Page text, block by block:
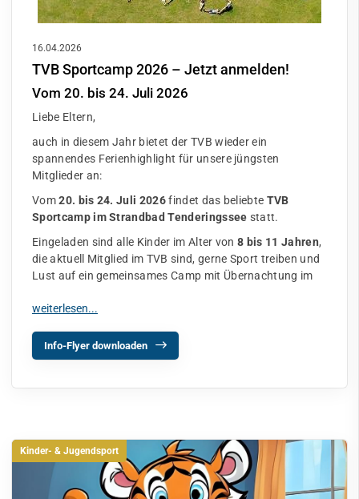
16.04.2026
TVB Sportcamp 2026 – Jetzt anmelden!
Vom 20. bis 24. Juli 2026
Liebe Eltern,
auch in diesem Jahr bietet der TVB wieder ein
spannendes Ferienhighlight für unsere jüngsten
Mitglieder an:
Vom20. bis 24. Juli 2026findet das beliebte TVB
Sportcamp im Strandbad Tenderingssee statt.
Eingeladen sind alle Kinder im Alter von8 bis 11 Jahren,
die aktuell Mitglied im TVB sind, gerne Sport treiben und
Lust auf ein gemeinsames Camp mit Übernachtung im
Info-Flyer downloaden
Kinder- & Jugendsport